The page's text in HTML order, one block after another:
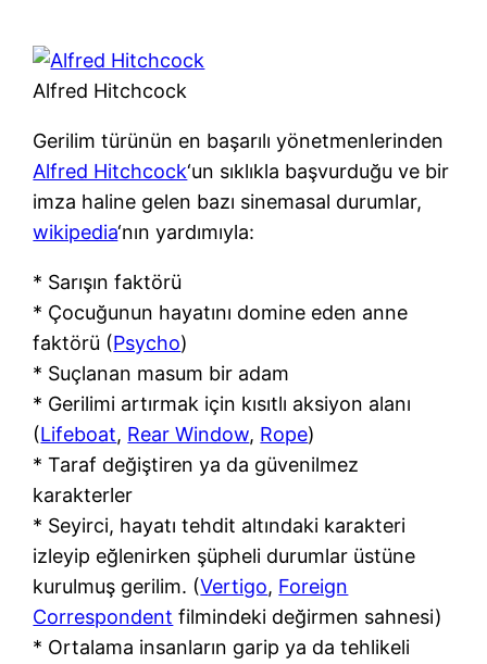
Alfred Hitchcock
Gerilim türünün en başarılı yönetmenlerinden
Alfred Hitchcock‘un sıklıkla başvurduğu ve bir
imza haline gelen bazı sinemasal durumlar,
wikipedia‘nın yardımıyla:
* Sarışın faktörü
* Çocuğunun hayatını domine eden anne
faktörü (Psycho)
* Suçlanan masum bir adam
* Gerilimi artırmak için kısıtlı aksiyon alanı
(Lifeboat, Rear Window, Rope)
* Taraf değiştiren ya da güvenilmez
karakterler
* Seyirci, hayatı tehdit altındaki karakteri
izleyip eğlenirken şüpheli durumlar üstüne
kurulmuş gerilim. (Vertigo, Foreign
Correspondent filmindeki değirmen sahnesi)
* Ortalama insanların garip ya da tehlikeli